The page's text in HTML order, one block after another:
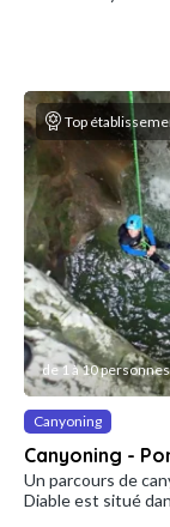
Top
de 1 à 10 personnes
Canyoning
Canyoning -
Un parcours de
Diable est situé